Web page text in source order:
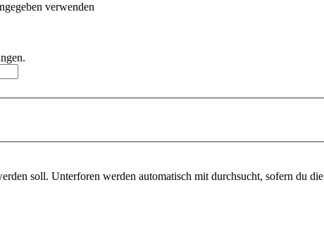
verwenden
soll. Unterforen werden automatisch mit durchsucht, sofern du